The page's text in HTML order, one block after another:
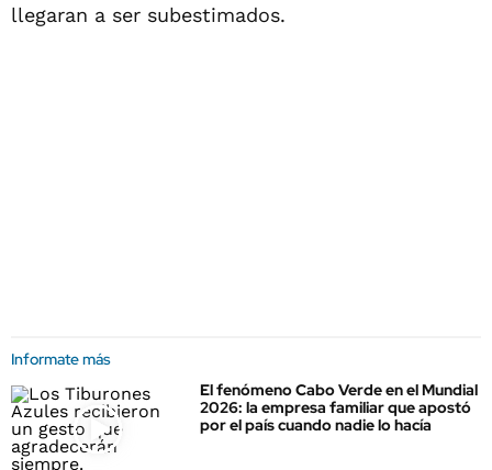
llegaran a ser subestimados.
Informate más
El fenómeno Cabo Verde en el Mundial
2026: la empresa familiar que apostó
por el país cuando nadie lo hacía